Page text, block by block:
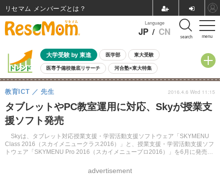
menu
Language
JP / CN search
大学受験 by 東進 医学部 東大受験
医専予備校徹底リサーチ 河合塾×東大特集
親子で考える大学選び 高校受験 中学受験 小学校受験
共通テスト 夏休み
8月開催イベント・WS 全国公立高校 過去問 人気記事
自由研究教材（小学生向け）
タブレットやPC教室運用に対応、Skyが授業支
援ソフト発売
Skyは、タブレット対応授業支援・学習活動支援ソフトウェア「SKYMENU
Class 2016（スカイメニュークラス2016）」と、授業支援・学習活動支援ソフ
トウェア「SKYMENU Pro 2016（スカイメニュープロ2016）」を6月に発売す
教育ICT 先生
advertisement
2016.4.6 Wed 11:15
リセマム メンバーズ